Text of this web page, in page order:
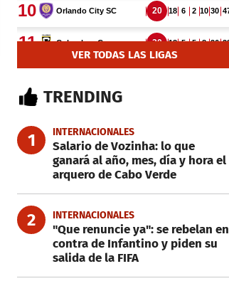
VER TODAS LAS LIGAS
TRENDING
1 INTERNACIONALES
Salario de Vozinha: lo que
ganará al año, mes, día y hora el
arquero de Cabo Verde
2 INTERNACIONALES
"Que renuncie ya": se rebelan en
contra de Infantino y piden su
salida de la FIFA